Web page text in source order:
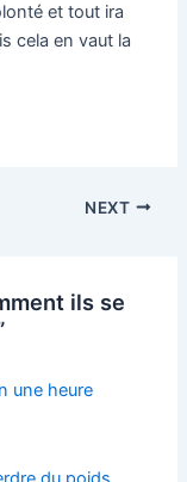
et tout ira
cela en vaut la
NEXT
ils se
une heure